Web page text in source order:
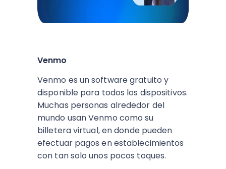
Venmo
Venmo es un software gratuito y
disponible para todos los dispositivos.
Muchas personas alrededor del
mundo usan Venmo como su
billetera virtual, en donde pueden
efectuar pagos en establecimientos
con tan solo unos pocos toques.